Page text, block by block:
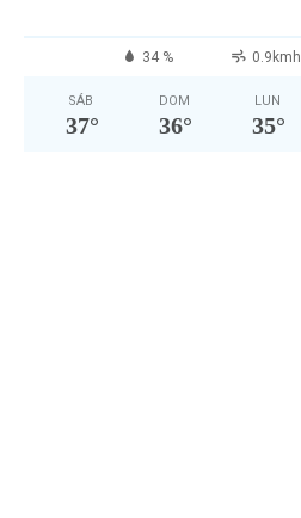
34 % 0.9kmh
SÁB
37°
DOM
36°
LUN
35°